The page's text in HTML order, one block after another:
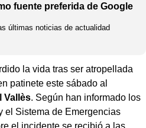
fuente preferida de Google
últimas noticias de actualidad
la vida tras ser atropellada
patinete este sábado al
Vallès. Según han informado los
el Sistema de Emergencias
el incidente se recibió a las